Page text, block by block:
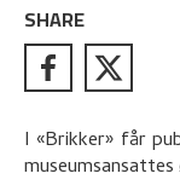
SHARE
I «Brikker» får